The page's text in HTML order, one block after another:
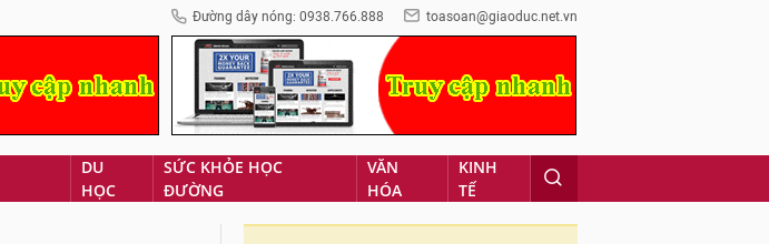
Đường dây nóng: 0938.766.888 toasoan@giaoduc.net.vn
DU
HỌC
SỨC KHỎE HỌC
ĐƯỜNG
VĂN
HÓA
KINH
TẾ